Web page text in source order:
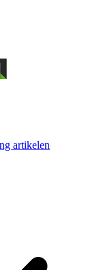
artikelen